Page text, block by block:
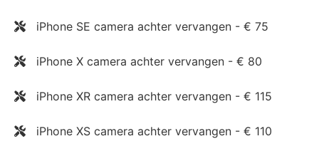
iPhone SE camera achter vervangen - € 75
iPhone X camera achter vervangen - € 80
iPhone XR camera achter vervangen - € 115
iPhone XS camera achter vervangen - € 110